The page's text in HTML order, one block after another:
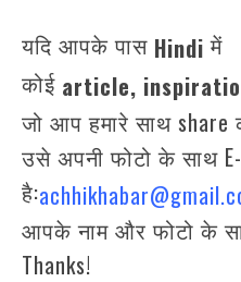
यदि आपके पास Hindi में
कोई article,
जो आप हमारे साथ share
उसे अपनी फोटो के साथ
है:
आपके नाम और फोटो के
Thanks!